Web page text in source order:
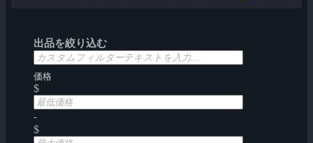
出品を絞り込む
価格
$
-
$